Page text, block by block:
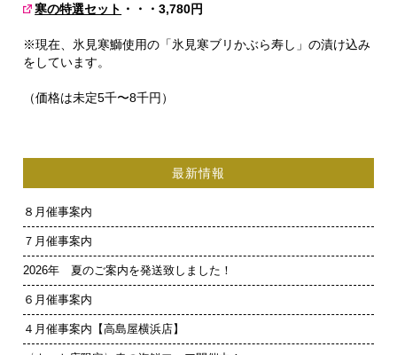
寒の特選セット ・・・3,780円
※現在、氷見寒鰤使用の「氷見寒ブリかぶら寿し」の漬け込み
をしています。
（価格は未定5千〜8千円）
最新情報
８月催事案内
７月催事案内
2026年 夏のご案内を発送致しました！
６月催事案内
４月催事案内【高島屋横浜店】